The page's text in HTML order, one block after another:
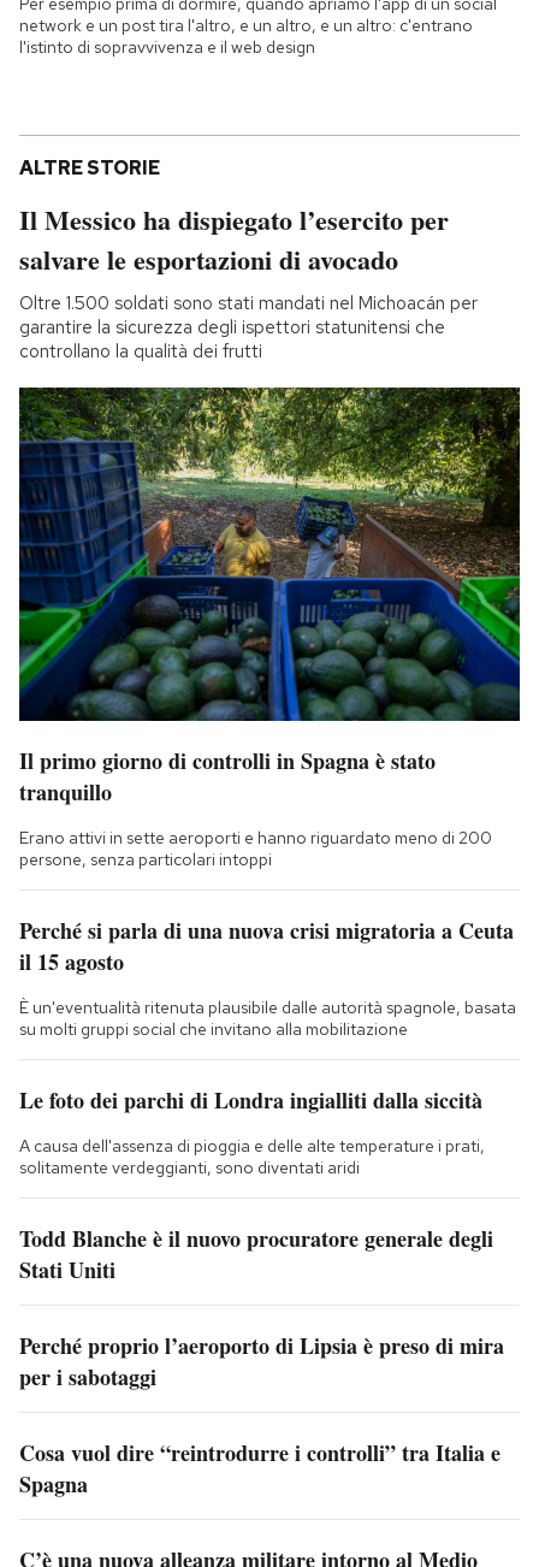
network e un post tira l'altro, e un altro, e un altro: c'entrano
l'istinto di sopravvivenza e il web design
ALTRE STORIE
Il Messico ha dispiegato l’esercito per
salvare le esportazioni di avocado
Oltre 1.500 soldati sono stati mandati nel Michoacán per
garantire la sicurezza degli ispettori statunitensi che
controllano la qualità dei frutti
Il primo giorno di controlli in Spagna è stato
tranquillo
Erano attivi in sette aeroporti e hanno riguardato meno di 200
persone, senza particolari intoppi
Perché si parla di una nuova crisi migratoria a Ceuta
il 15 agosto
È un'eventualità ritenuta plausibile dalle autorità spagnole, basata
su molti gruppi social che invitano alla mobilitazione
Le foto dei parchi di Londra ingialliti dalla siccità
A causa dell'assenza di pioggia e delle alte temperature i prati,
solitamente verdeggianti, sono diventati aridi
Todd Blanche è il nuovo procuratore generale degli
Stati Uniti
Perché proprio l’aeroporto di Lipsia è preso di mira
per i sabotaggi
Cosa vuol dire “reintrodurre i controlli” tra Italia e
Spagna
C’è una nuova alleanza militare intorno al Medio